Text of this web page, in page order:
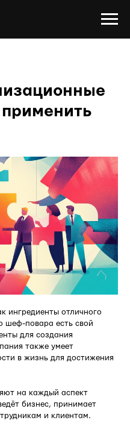
ингредиенты отличного
шеф-повара есть свой
для создания
также умеет
в жизнь для достижения
на каждый аспект
бизнес, принимает
и клиентам.